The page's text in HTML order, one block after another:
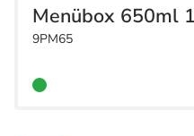
Menübox 650ml
9PM65